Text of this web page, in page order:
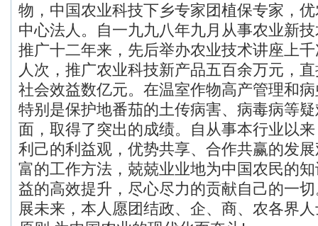
物，中国农业科技下乡专家团植保专家，
中心法人。自一九九八年九月从事农业新
推广十二年来，先后举办农业技术讲座上
人次，推广农业科技新产品五百余万元，
社会效益数亿元。在温室作物高产管理和
特别是保护地番茄的土传病害、病毒病等
面，取得了突出的成绩。自从事本行业以
利己的利益观，优势共享、合作共赢的发
富的工作方法，兢兢业业地为中国农民的
益的高效提升，尽心尽力的贡献自己的一
展未来，本人愿团结政、企、商、农各界